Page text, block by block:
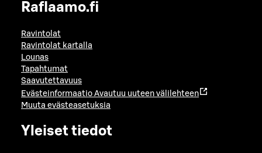
Raflaamo.fi
Ravintolat
Ravintolat kartalla
Lounas
Tapahtumat
Saavutettavuus
Evästeinformaatio Avautuu uuteen välilehteen
Muuta evästeasetuksia
Yleiset tiedot